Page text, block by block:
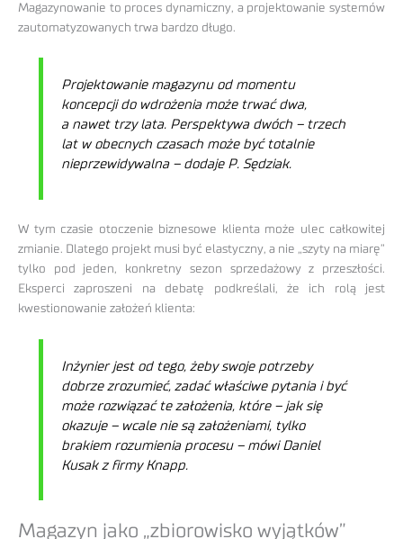
Magazynowanie to proces dynamiczny, a projektowanie systemów
zautomatyzowanych trwa bardzo długo.
Projektowanie magazynu od momentu
koncepcji do wdrożenia może trwać dwa,
a nawet trzy lata. Perspektywa dwóch – trzech
lat w obecnych czasach może być totalnie
nieprzewidywalna – dodaje P. Sędziak.
W tym czasie otoczenie biznesowe klienta może ulec całkowitej
zmianie. Dlatego projekt musi być elastyczny, a nie „szyty na miarę”
tylko pod jeden, konkretny sezon sprzedażowy z przeszłości.
Eksperci zaproszeni na debatę podkreślali, że ich rolą jest
kwestionowanie założeń klienta:
Inżynier jest od tego, żeby swoje potrzeby
dobrze zrozumieć, zadać właściwe pytania i być
może rozwiązać te założenia, które – jak się
okazuje – wcale nie są założeniami, tylko
brakiem rozumienia procesu – mówi Daniel
Kusak z firmy Knapp.
Magazyn jako „zbiorowisko wyjątków”